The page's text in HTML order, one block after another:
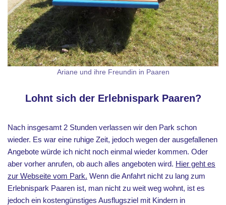
Ariane und ihre Freundin in Paaren
Lohnt sich der Erlebnispark Paaren?
Nach insgesamt 2 Stunden verlassen wir den Park schon
wieder. Es war eine ruhige Zeit, jedoch wegen der ausgefallenen
Angebote würde ich nicht noch einmal wieder kommen. Oder
aber vorher anrufen, ob auch alles angeboten wird. Hier geht es
zur Webseite vom Park. Wenn die Anfahrt nicht zu lang zum
Erlebnispark Paaren ist, man nicht zu weit weg wohnt, ist es
jedoch ein kostengünstiges Ausflugsziel mit Kindern in